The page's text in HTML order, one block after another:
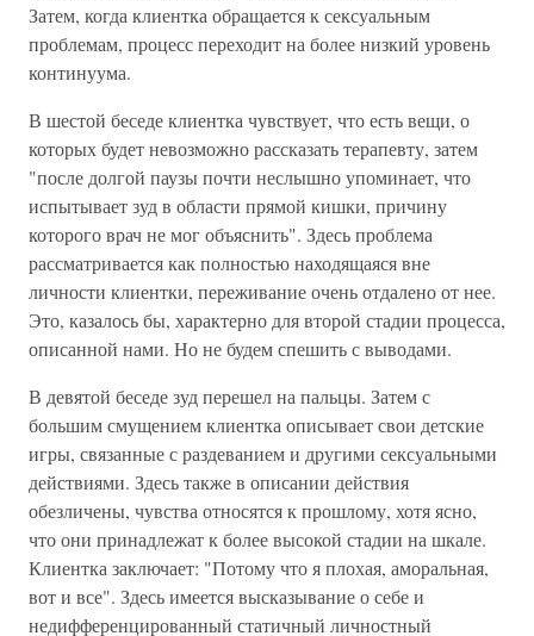
Затем, когда клиентка обращается к сексуальным
проблемам, процесс переходит на более низкий уровень
континуума.
В шестой беседе клиентка чувствует, что есть вещи, о
которых будет невозможно рассказать терапевту, затем
"после долгой паузы почти неслышно упоминает, что
испытывает зуд в области прямой кишки, причину
которого врач не мог объяснить". Здесь проблема
рассматривается как полностью находящаяся вне
личности клиентки, переживание очень отдалено от нее.
Это, казалось бы, характерно для второй стадии процесса,
описанной нами. Но не будем спешить с выводами.
В девятой беседе зуд перешел на пальцы. Затем с
большим смущением клиентка описывает свои детские
игры, связанные с раздеванием и другими сексуальными
действиями. Здесь также в описании действия
обезличены, чувства относятся к прошлому, хотя ясно,
что они принадлежат к более высокой стадии на шкале.
Клиентка заключает: "Потому что я плохая, аморальная,
вот и все". Здесь имеется высказывание о себе и
недифференцированный статичный личностный